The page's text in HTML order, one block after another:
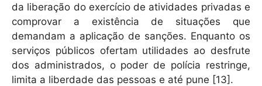
da liberação do exercício de atividades privadas e
comprovar a existência de situações que
demandam a aplicação de sanções. Enquanto os
serviços públicos ofertam utilidades ao desfrute
dos administrados, o poder de polícia restringe,
limita a liberdade das pessoas e até pune [13].